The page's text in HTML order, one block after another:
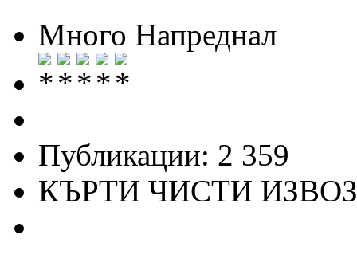
Много Напреднал
Публикации: 2 359
КЪРТИ ЧИСТИ